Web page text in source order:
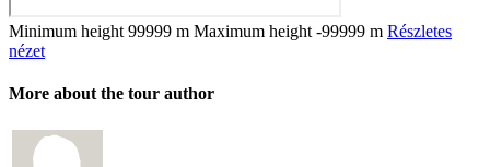
Minimum height 99999 m Maximum height -99999 m Részletes
nézet
More about the tour author